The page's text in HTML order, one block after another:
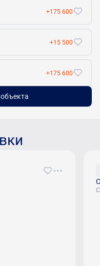
+175 600
+15 500
+175 600